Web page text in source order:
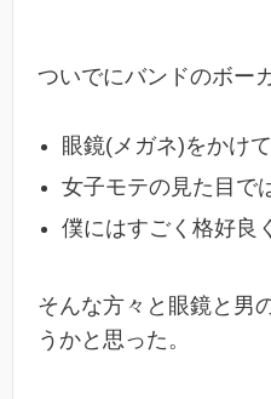
ついでにバンドのボー
眼鏡(メガネ)をかけて
女子モテの見た目で
僕にはすごく格好良
そんな方々と眼鏡と男
うかと思った。